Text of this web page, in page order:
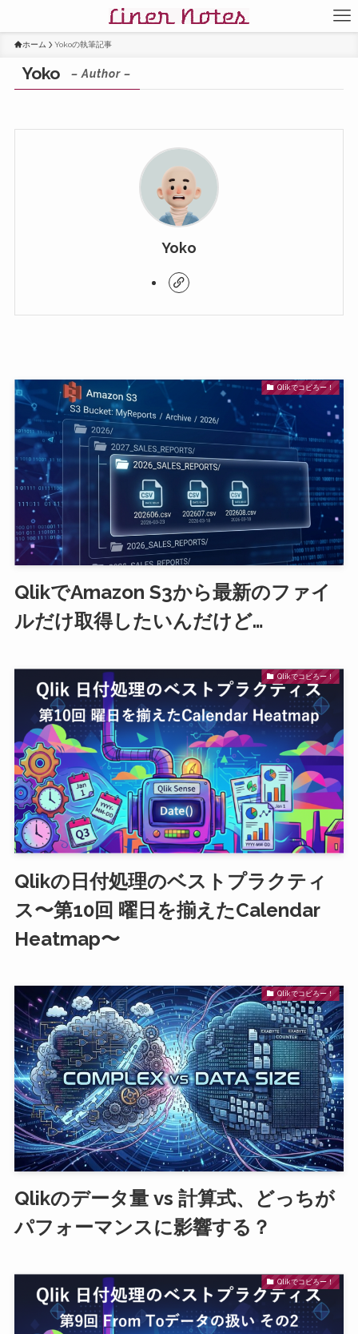
ホーム Yokoの執筆記事
Yoko – Author –
Yoko
Qlikでコピろー！
QlikでAmazon S3から最新のファイ
ルだけ取得したいんだけど…
Qlikでコピろー！
Qlikの日付処理のベストプラクティ
ス〜第10回 曜日を揃えたCalendar
Heatmap〜
Qlikでコピろー！
Qlikのデータ量 vs 計算式、どっちが
パフォーマンスに影響する？
Qlikでコピろー！